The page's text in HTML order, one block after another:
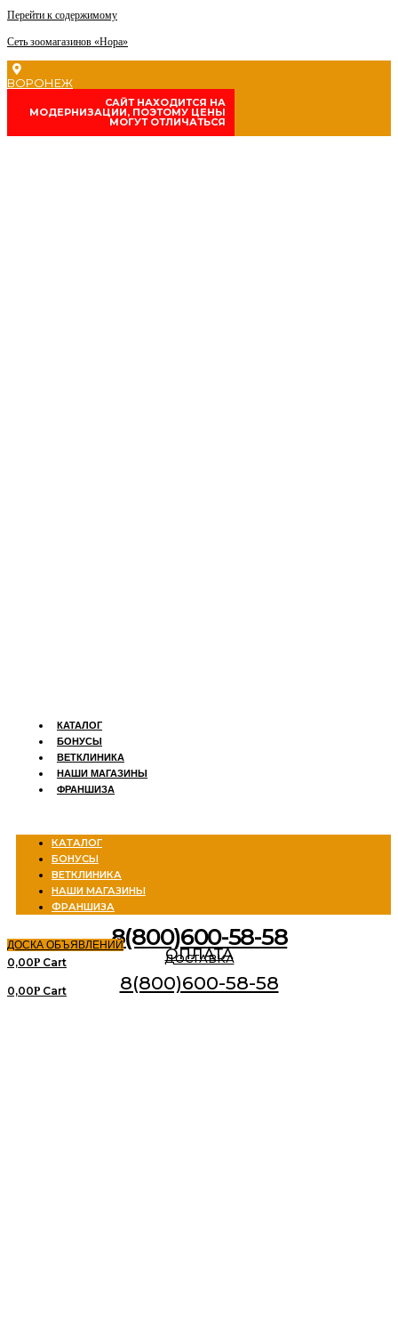
Перейти к содержимому
Сеть зоомагазинов «Нора»
ВОРОНЕЖ
CАЙТ НАХОДИТСЯ НА
МОДЕРНИЗАЦИИ, ПОЭТОМУ ЦЕНЫ
МОГУТ ОТЛИЧАТЬСЯ
КАТАЛОГ
БОНУСЫ
ВЕТКЛИНИКА
НАШИ МАГАЗИНЫ
ФРАНШИЗА
КАТАЛОГ
БОНУСЫ
ВЕТКЛИНИКА
НАШИ МАГАЗИНЫ
ФРАНШИЗА
8(800)600-58-58
ДОСКА ОБЪЯВЛЕНИЙ
ДОСТАВКА
ОПЛАТА
0,00Р Cart
8(800)600-58-58
0,00Р Cart